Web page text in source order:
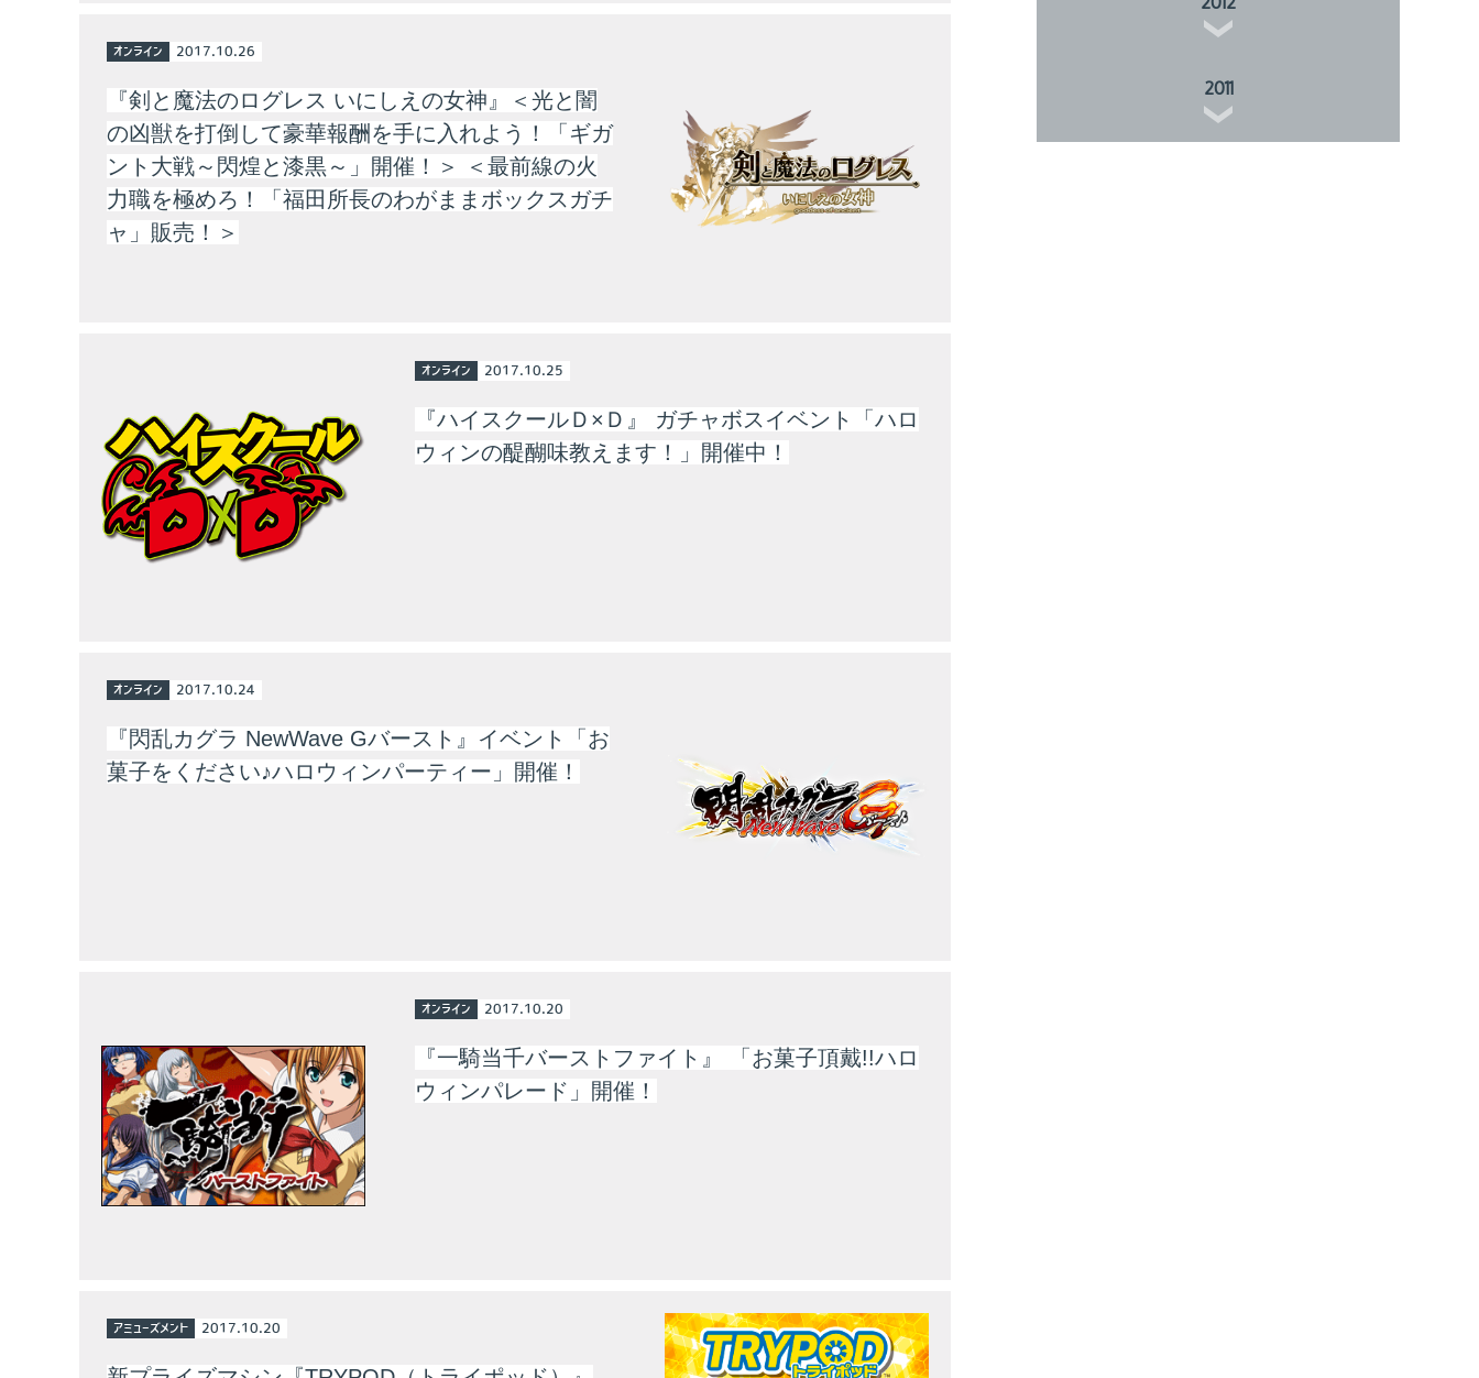
オンライン 2017.10.26
『剣と魔法のログレス いにしえの女神』＜光と闇
の凶獣を打倒して豪華報酬を手に入れよう！「ギガ
ント大戦～閃煌と漆黒～」開催！＞ ＜最前線の火
力職を極めろ！「福田所長のわがままボックスガチ
ャ」販売！＞
オンライン 2017.10.25
『ハイスクールＤ×Ｄ』 ガチャボスイベント「ハロ
ウィンの醍醐味教えます！」開催中！
オンライン 2017.10.24
『閃乱カグラ NewWave Gバースト』イベント「お
菓子をください♪ハロウィンパーティー」開催！
オンライン 2017.10.20
『一騎当千バーストファイト』 「お菓子頂戴!!ハロ
ウィンパレード」開催！
アミューズメント 2017.10.20
2011